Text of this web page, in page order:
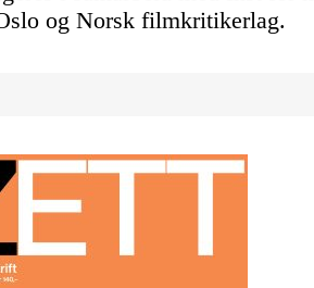
og Norsk filmkritikerlag.